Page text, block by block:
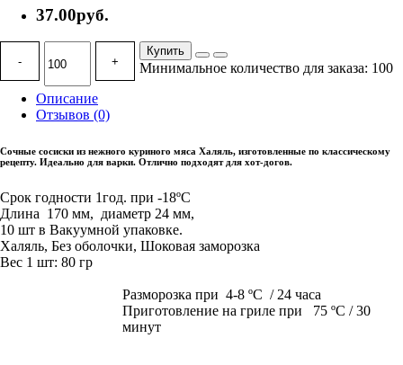
37.00руб.
- +
Купить
Минимальное количество для заказа: 100
Описание
Отзывов (0)
Сочные сосиски из нежного куриного мяса Халяль, изготовленные по классическому
рецепту. Идеально для варки. Отлично подходят для хот-догов.
Срок годности 1год. при -18ºС
Длина 170 мм, диаметр 24 мм,
10 шт в Вакуумной упаковке.
Халяль, Без оболочки, Шоковая заморозка
Вес 1 шт: 80 гр
Разморозка при 4-8 ºС / 24 часа
Приготовление на гриле при 75 ºС / 30
минут